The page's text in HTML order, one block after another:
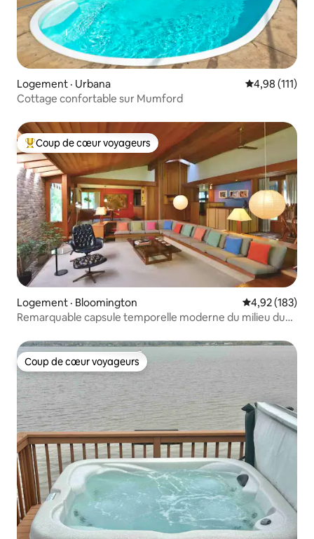
Logement · Urbana Note
4,98 (111)
Cottage confortable sur Mumford
Coup de cœur voyageurs parmi les plus aimés
Coup de cœur voyageurs
Logement · Bloomington Note
4,92 (183)
Remarquable capsule temporelle moderne du milieu du
Coup de cœur voyageurs
Coup de cœur voyageurs